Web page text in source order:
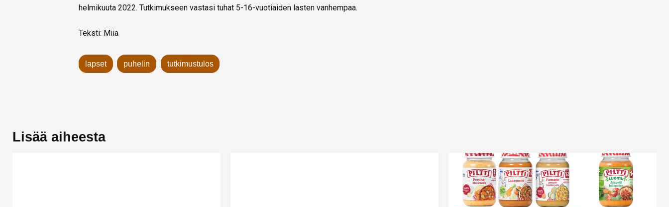
helmikuuta 2022. Tutkimukseen vastasi tuhat 5-16-vuotiaiden lasten vanhempaa.
Teksti: Miia
lapset puhelin tutkimustulos
Lisää aiheesta